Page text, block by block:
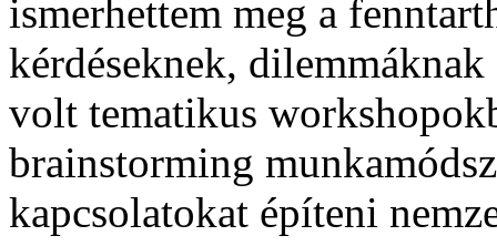
ismerhettem meg a
kérdéseknek,
volt tematikus
brainstorming
kapcsolatokat építeni